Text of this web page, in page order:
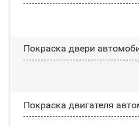
Покраска двери
Покраска двигателя